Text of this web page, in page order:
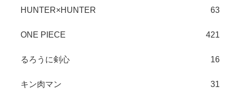
HUNTER×HUNTER 63
ONE PIECE 421
るろうに剣心 16
キン肉マン 31